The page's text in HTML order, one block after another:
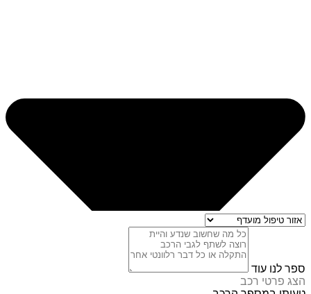
ספר לנו עוד
הצג פרטי רכב